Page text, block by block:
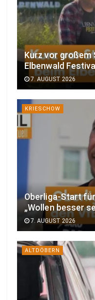
Kurz vor großem
Elbenwald
7. AUGUST 2026
KRIESCHOW
Oberliga-Start
„Wollen besser
7. AUGUST 2026
ALTDÖBERN